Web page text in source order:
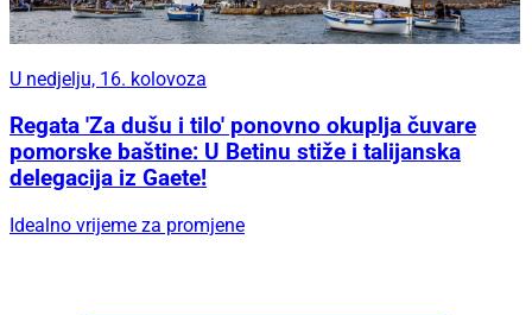
U nedjelju, 16. kolovoza
Regata 'Za dušu i tilo' ponovno okuplja čuvare
pomorske baštine: U Betinu stiže i talijanska
delegacija iz Gaete!
Idealno vrijeme za promjene